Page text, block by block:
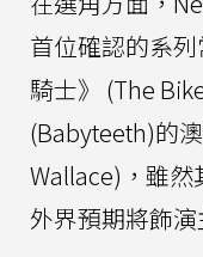
首位確認的系
騎士》 (The
(Babyteeth)的
Wallace)，雖
外界預期將飾